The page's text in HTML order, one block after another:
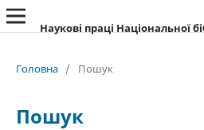
Головна / Пошук
Пошук